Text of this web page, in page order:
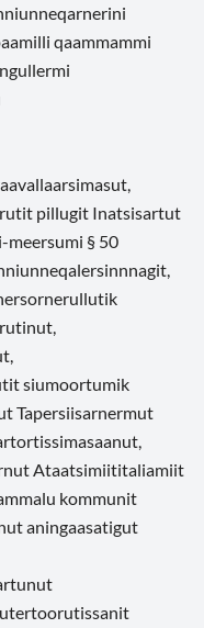
qaammammi
pillugit Inatsisartut
meersumi § 50
siumoortumik
Tapersiisarnermut
Ataatsimiititaliamiit
kommunit
aningaasatigut